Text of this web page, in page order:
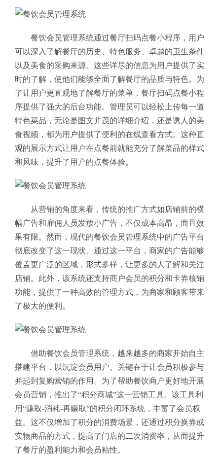
餐饮会员管理系统通过餐厅扫码点餐小程序，用户
可以深入了解餐厅的历史、特色服务、卓越的卫生条件
以及美食的采购来源。这些详尽的信息为用户提供了实
时的了解，使他们能够全面了解餐厅的品质与特色。为
了让用户更直观地了解餐厅的菜单，餐厅扫码点餐小程
序提供了强大的后台功能。管理员可以轻松上传每一道
特色菜品，无论是图文并茂的详细介绍，还是诱人的美
食视频，都为用户提供了便利的在线查看方式。这种直
观的展示方式让用户在点餐前就能充分了解菜品的样式
和风味，提升了用户的点餐体验。
从营销的角度来看，传统的推广方式如店铺前的横
幅广告和雇佣人员发放小广告，不仅成本高昂，而且效
果有限。然而，现代的餐饮会员管理系统中的广告平台
彻底改变了这一现状。通过这一平台，商家的广告能够
覆盖更广泛的区域，形式多样，让更多的人了解和关注
店铺。此外，该系统还支持商户会员的积分和卡券核销
功能，提供了一种高效的管理方式，为商家和顾客带来
了极大的便利。
借助餐饮会员管理系统，越来越多的商家开始自主
搭建平台，以沉淀会员用户。关键在于让会员积极参与
并起到复购营销的作用。为了帮助餐饮商户更好地开展
会员营销，推出了“积分商城”这一营销工具。该工具利
用“赚取-消耗-再赚取”的积分闭环系统，丰富了会员权
益。这不仅增加了积分的消费场景，还通过积分换券或
实物商品的方式，提高了门店的二次消费率，从而提升
了餐厅的盈利能力和会员粘性。